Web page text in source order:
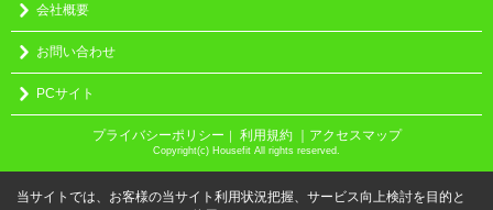
会社概要
お問い合わせ
PCサイト
プライバシーポリシー 利用規約 ｜アクセスマップ
Copyright(c) Housefit All rights reserved.
当サイトでは、お客様の当サイト利用状況把握、サービス向上検討を目的と